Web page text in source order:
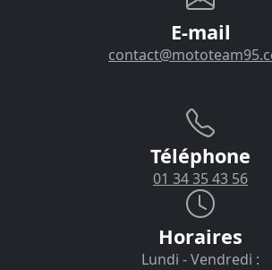
E-mail
Téléphone
01 34 35 43 56
Horaires
Lundi - Vendredi :